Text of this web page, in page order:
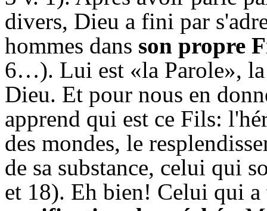
divers, Dieu a fini par
hommes dans son propre
6…). Lui est «la Parole»,
Dieu. Et pour nous en
apprend qui est ce Fils:
des mondes, le
de sa substance, celui qui
et 18). Eh bien! Celui qui a